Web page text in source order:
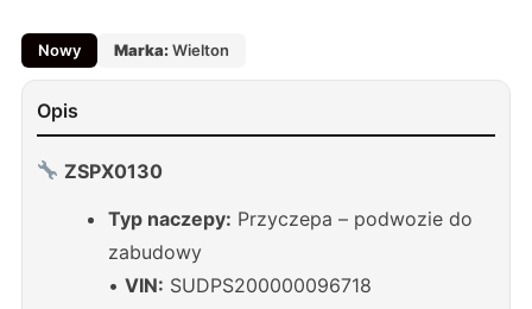
Nowy Marka:Wielton
Opis
ZSPX0130
Typ naczepy: Przyczepa – podwozie do
zabudowy
• VIN: SUDPS200000096718